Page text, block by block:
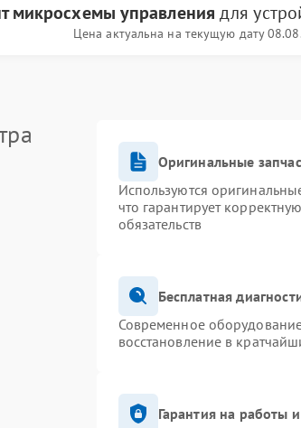
микросхемы управления для
Цена актуальна на текущую дату
Оригинальные
Используются
что гарантирует
обязательств
Бесплатная
Современное
восстановление в
Гарантия на работы